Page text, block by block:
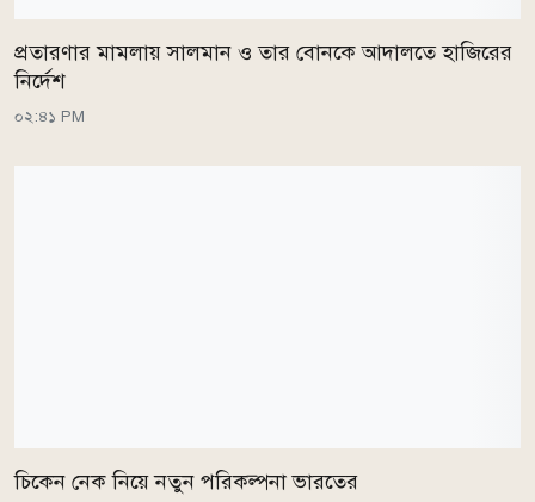
প্রতারণার মামলায় সালমান ও তার বোনকে আদালতে হাজিরের
নির্দেশ
০২:৪১ PM
চিকেন নেক নিয়ে নতুন পরিকল্পনা ভারতের